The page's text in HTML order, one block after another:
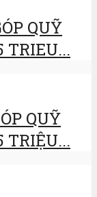
QUỸ
TRIEU...
QUỸ
TRIỆU...